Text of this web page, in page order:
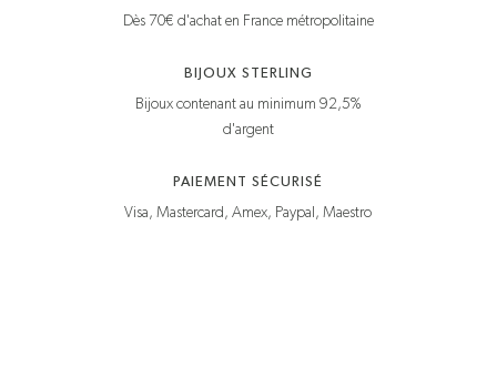
Dès 70€ d'achat en France métropolitaine
BIJOUX STERLING
Bijoux contenant au minimum 92,5%
d'argent
PAIEMENT SÉCURISÉ
Visa, Mastercard, Amex, Paypal, Maestro